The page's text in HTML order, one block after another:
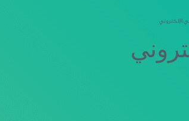
الإلكتروني